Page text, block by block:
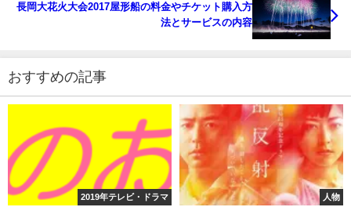
長岡大花火大会2017屋形船の料金やチケット購入方
法とサービスの内容
おすすめの記事
2019年テレビ・ドラマ 人物